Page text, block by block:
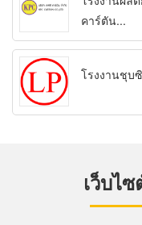
คาร์ตัน...
โรงงานชุบ
เว็บไ